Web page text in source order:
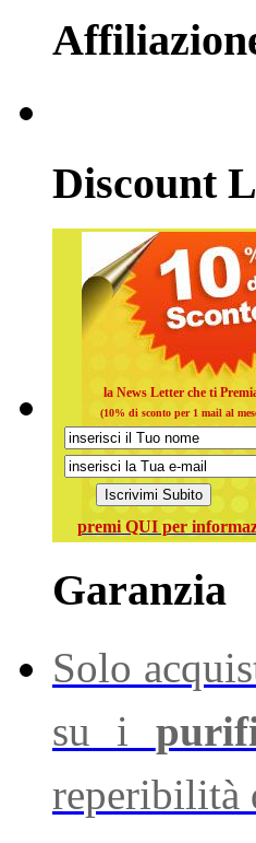
Discount
la News Letter che ti
(10% di sconto per 1 mail al
premi QUI per
Garanzia
Solo
su i
reperibilità